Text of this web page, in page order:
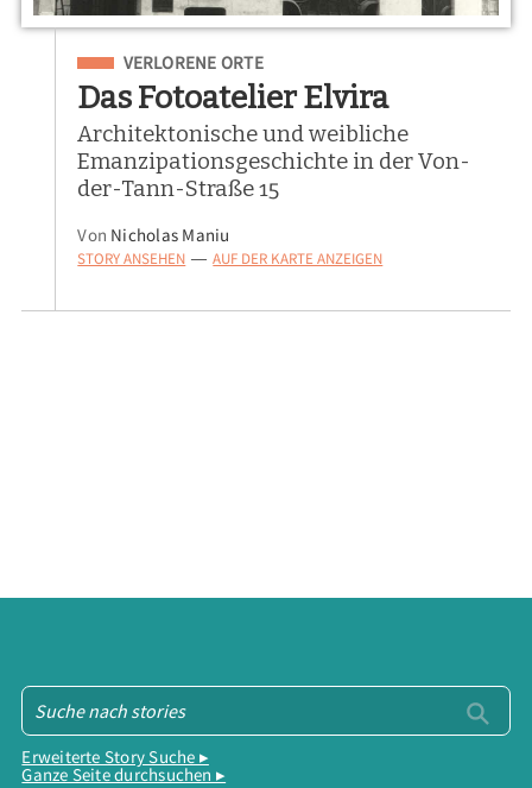
Eingeordnet unter
VERLORENE ORTE
Das Fotoatelier Elvira
Architektonische und weibliche
Emanzipationsgeschichte in der Von-
der-Tann-Straße 15
Von Nicholas Maniu
STORY ANSEHEN — AUF DER KARTE ANZEIGEN
Erweiterte Story Suche ▸
Ganze Seite durchsuchen ▸